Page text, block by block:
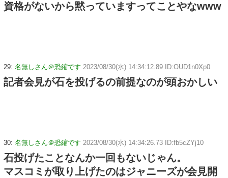
資格がないから黙っていますってことやなwww
29: 名無しさん＠恐縮です 2023/08/30(水) 14:34:12.89 ID:OUD1n0Xp0
記者会見が石を投げるの前提なのが頭おかしい
30: 名無しさん＠恐縮です 2023/08/30(水) 14:34:26.73 ID:fb5cZYj10
石投げたことなんか一回もないじゃん。
マスコミが取り上げたのはジャニーズが会見開